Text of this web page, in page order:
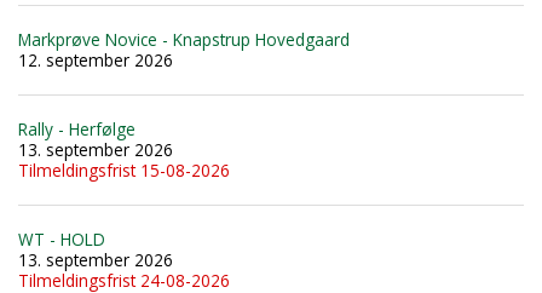
Markprøve Novice - Knapstrup Hovedgaard
12. september 2026
Rally - Herfølge
13. september 2026
Tilmeldingsfrist 15-08-2026
WT - HOLD
13. september 2026
Tilmeldingsfrist 24-08-2026